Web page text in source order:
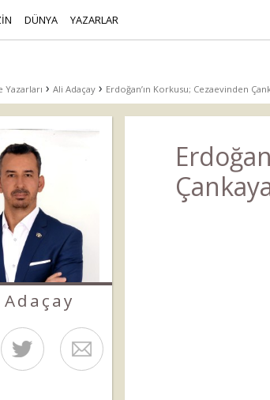
DÜNYA YAZARLAR
Yazarları › Ali Adaçay › Erdoğan’ın Korkusu; Cezaevinden